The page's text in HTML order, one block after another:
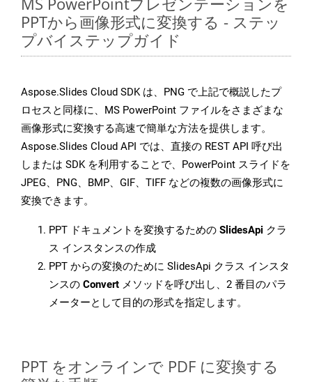
PPTから画像形式に変換する - ステッ
プバイステップガイド
Aspose.Slides Cloud SDK は、PNG で上記で概説したプ
ロセスと同様に、MS PowerPoint ファイルをさまざまな
画像形式に変換する高速で簡単な方法を提供します。
Aspose.Slides Cloud API では、直接の REST API 呼び出
しまたは SDK を利用することで、PowerPoint スライドを
JPEG、PNG、BMP、GIF、TIFF などの複数の画像形式に
変換できます。
PPT ドキュメントを変換するための SlidesApi クラ
ス インスタンスの作成
PPT からの変換のために SlidesApi クラス インスタ
ンスの Convert メソッドを呼び出し、2 番目のパラ
メーターとして目的の形式を指定します。
PPT をオンラインで PDF に変換する